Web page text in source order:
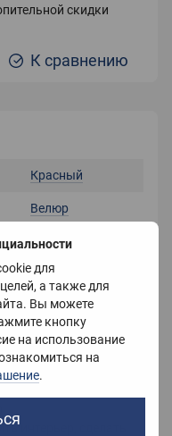
для
а также для
Вы можете
кнопку
на использование
на
.
скидки
К сравнению
Красный
Велюр
145Х185 см
Китай
1200 г
интерьер, сделать